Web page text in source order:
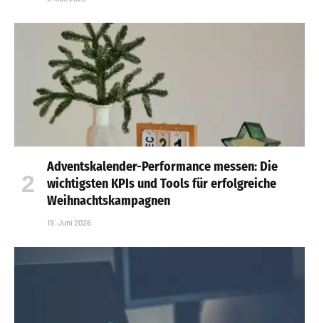
Adventskalender-Performance messen: Die
wichtigsten KPIs und Tools für erfolgreiche
Weihnachtskampagnen
19. Juni 2026